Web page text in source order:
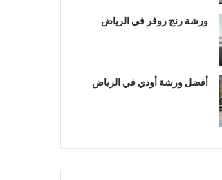
ورشة رنج روفر في الرياض
أفضل ورشة أودي في الرياض